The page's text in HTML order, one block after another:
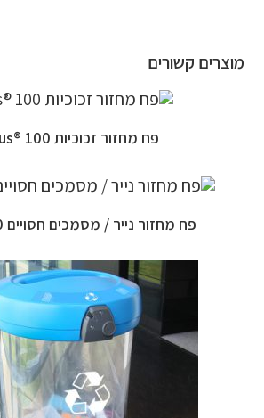
מוצרים קשורים
פח מחזור זכוכיות 100 ®Nexus
פח מחזור נייר / מסמכים חסויים 30 ®Nexus